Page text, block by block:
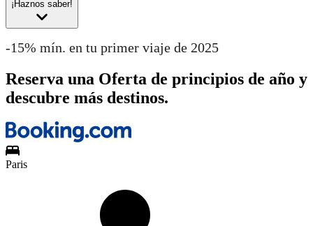
¡Haznos saber!
-15% mín. en tu primer viaje de 2025
Reserva una Oferta de principios de año y
descubre más destinos.
Paris